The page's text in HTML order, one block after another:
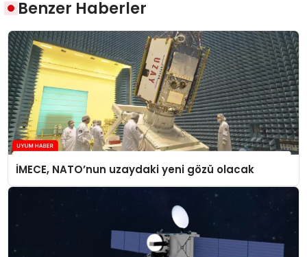
Benzer Haberler
İMECE, NATO’nun uzaydaki yeni gözü olacak